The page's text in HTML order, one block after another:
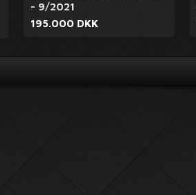
- 9/2021
195.000 DKK